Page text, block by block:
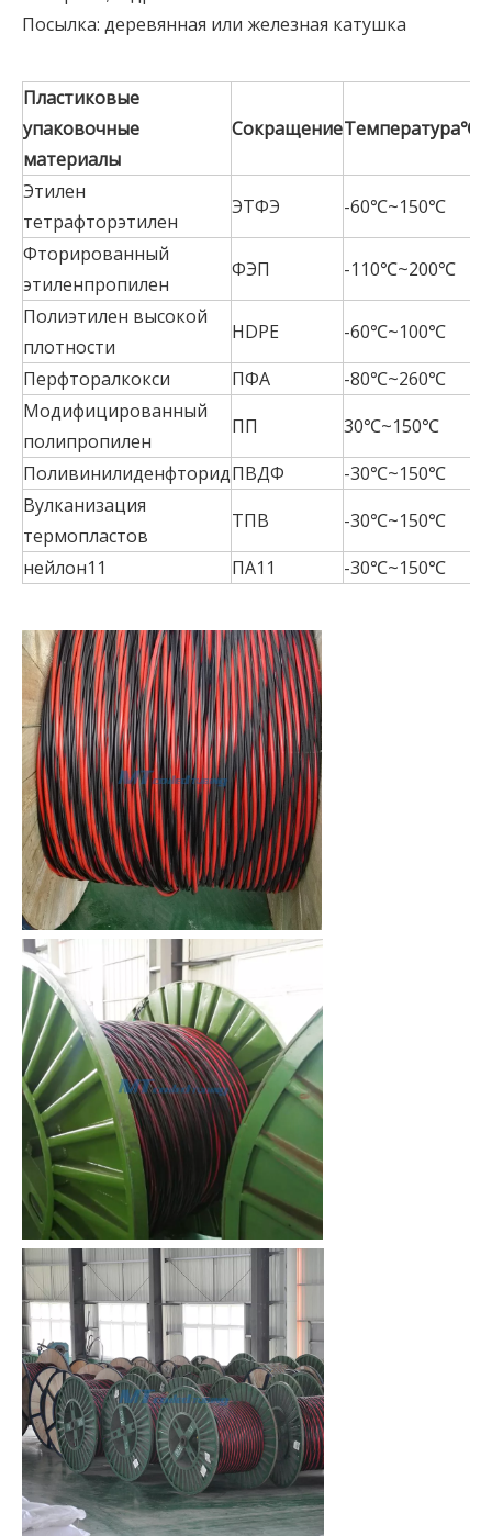
Посылка: деревянная или железная катушка
Пластиковые
упаковочные
материалы
СокращениеТемпература℃
Этилен
тетрафторэтилен
ЭТФЭ
-60℃~150℃
Фторированный
этиленпропилен
ФЭП
-110℃~200℃
Полиэтилен высокой
плотности
HDPE
-60℃~100℃
Перфторалкокси
ПФА
-80℃~260℃
Модифицированный
полипропилен
ПП
30℃~150℃
ПоливинилиденфторидПВДФ
-30℃~150℃
Вулканизация
термопластов
ТПВ
-30℃~150℃
нейлон11
ПА11 -30℃~150℃